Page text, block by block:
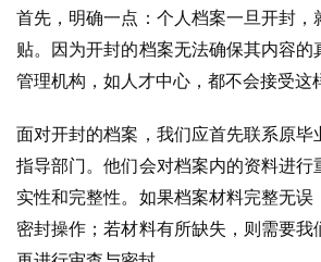
首先，明确一点：个人档案一旦开封，
贴。因为开封的档案无法确保其内容的
管理机构，如人才中心，都不会接受这
面对开封的档案，我们应首先联系原毕
指导部门。他们会对档案内的资料进行
实性和完整性。如果档案材料完整无误
密封操作；若材料有所缺失，则需要我